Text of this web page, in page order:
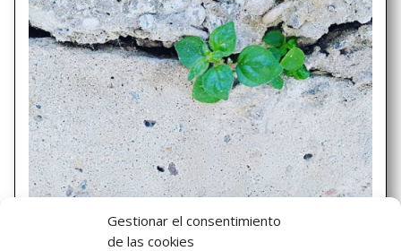
Gestionar el consentimiento
de las cookies
“EN MEDIO DE LA DIFICULTAD RESIDE
LA OPORTUNIDAD” (Albert Einstein)